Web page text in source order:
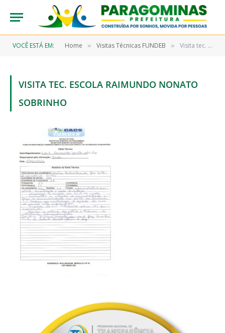
VOCÊ ESTÁ EM: Home » Visitas Técnicas FUNDEB » Visita tec. Escola Raimundo Nonato Sobrinho
VISITA TEC. ESCOLA RAIMUNDO NONATO
SOBRINHO